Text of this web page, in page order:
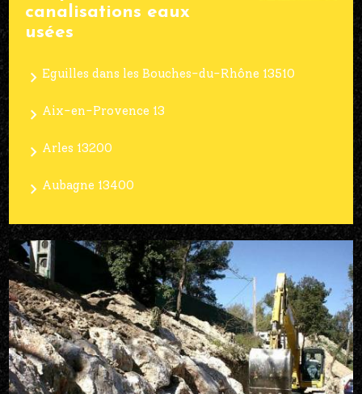
canalisations eaux
usées
Eguilles dans les Bouches-du-Rhône 13510
Aix-en-Provence 13
Arles 13200
Aubagne 13400